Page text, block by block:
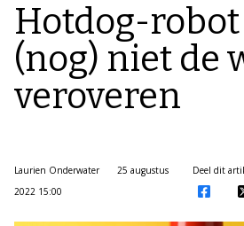
Hotdog-
(nog) niet de
veroveren
Laurien Onderwater
25 augustus
2022 15:00
Deel dit